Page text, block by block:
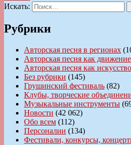
Искать:
Рубрики
Авторская песня в регионах
Авторская песня как движение
Авторская песня как искусство
Без рубрики (145)
Грушинский фестиваль (82)
Клубы, творческие
Музыкальные инструменты
Новости (42 062)
Обо всем (112)
Персоналии (134)
Фестивали, конкурсы,